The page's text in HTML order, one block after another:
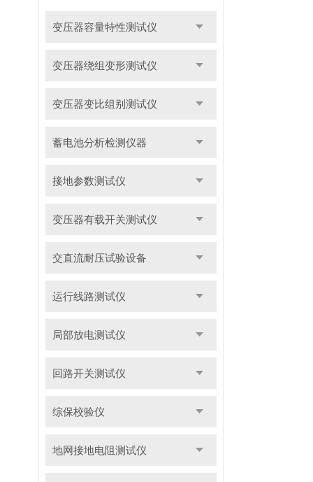
变压器容量特性测试仪
变压器绕组变形测试仪
变压器变比组别测试仪
蓄电池分析检测仪器
接地参数测试仪
变压器有载开关测试仪
交直流耐压试验设备
运行线路测试仪
局部放电测试仪
回路开关测试仪
综保校验仪
地网接地电阻测试仪